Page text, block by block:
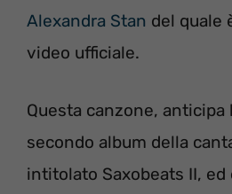
Alexandra Stan del quale
video ufficiale.
Questa canzone, anticipa
secondo album della
intitolato Saxobeats II,